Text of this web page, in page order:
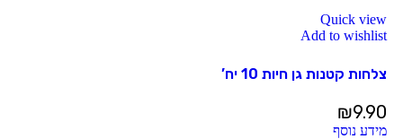
Quick view
Add to wishlist
צלחות קטנות גן חיות 10 יח’
₪9.90
מידע נוסף